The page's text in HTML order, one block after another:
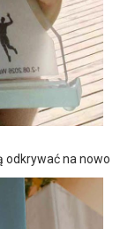
odkrywać na nowo